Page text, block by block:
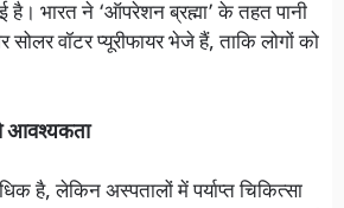
है। भारत ने ‘ऑपरेशन ब्रह्मा’ के तहत पानी
वॉटर प्यूरीफायर भेजे हैं, ताकि लोगों को
आवश्यकता
है, लेकिन अस्पतालों में पर्याप्त चिकित्सा